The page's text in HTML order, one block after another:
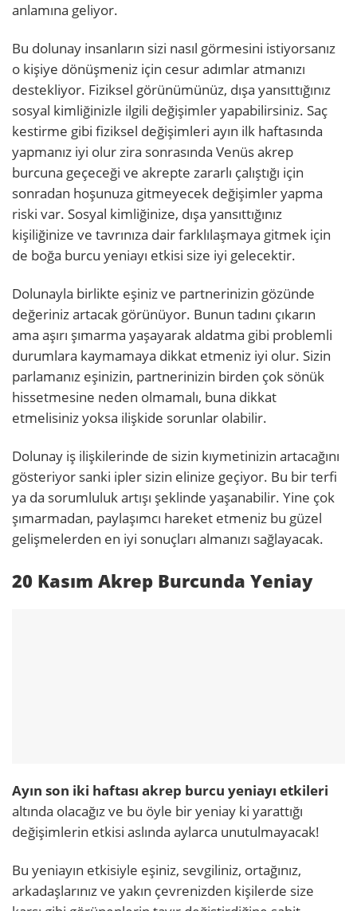
anlamına geliyor.
Bu dolunay insanların sizi nasıl görmesini istiyorsanız
o kişiye dönüşmeniz için cesur adımlar atmanızı
destekliyor. Fiziksel görünümünüz, dışa yansıttığınız
sosyal kimliğinizle ilgili değişimler yapabilirsiniz. Saç
kestirme gibi fiziksel değişimleri ayın ilk haftasında
yapmanız iyi olur zira sonrasında Venüs akrep
burcuna geçeceği ve akrepte zararlı çalıştığı için
sonradan hoşunuza gitmeyecek değişimler yapma
riski var. Sosyal kimliğinize, dışa yansıttığınız
kişiliğinize ve tavrınıza dair farklılaşmaya gitmek için
de boğa burcu yeniayı etkisi size iyi gelecektir.
Dolunayla birlikte eşiniz ve partnerinizin gözünde
değeriniz artacak görünüyor. Bunun tadını çıkarın
ama aşırı şımarma yaşayarak aldatma gibi problemli
durumlara kaymamaya dikkat etmeniz iyi olur. Sizin
parlamanız eşinizin, partnerinizin birden çok sönük
hissetmesine neden olmamalı, buna dikkat
etmelisiniz yoksa ilişkide sorunlar olabilir.
Dolunay iş ilişkilerinde de sizin kıymetinizin artacağını
gösteriyor sanki ipler sizin elinize geçiyor. Bu bir terfi
ya da sorumluluk artışı şeklinde yaşanabilir. Yine çok
şımarmadan, paylaşımcı hareket etmeniz bu güzel
gelişmelerden en iyi sonuçları almanızı sağlayacak.
20 Kasım Akrep Burcunda Yeniay
Ayın son iki haftası akrep burcu yeniayı etkileri
altında olacağız ve bu öyle bir yeniay ki yarattığı
değişimlerin etkisi aslında aylarca unutulmayacak!
Bu yeniayın etkisiyle eşiniz, sevgiliniz, ortağınız,
arkadaşlarınız ve yakın çevrenizden kişilerde size